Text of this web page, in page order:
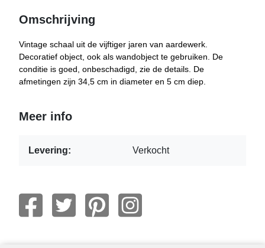
Omschrijving
Vintage schaal uit de vijftiger jaren van aardewerk.
Decoratief object, ook als wandobject te gebruiken. De
conditie is goed, onbeschadigd, zie de details. De
afmetingen zijn 34,5 cm in diameter en 5 cm diep.
Meer info
Levering: Verkocht